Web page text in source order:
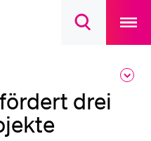
Suchdialog
main
drei